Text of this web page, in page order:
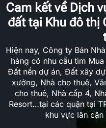
Cam kết về Dịch
đất tại Khu đô thị
Hiện nay, Công ty Bán
hàng có nhu cầu tìm
Đất nền dự án, Đất xây
xưởng, Nhà cho thuê,
cho thuê, Nhà cấp 4,
Resort…tại các quận tại
khu vực lân